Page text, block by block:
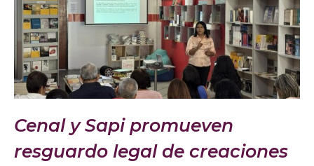
Cenal y Sapi promueven
resguardo legal de creaciones